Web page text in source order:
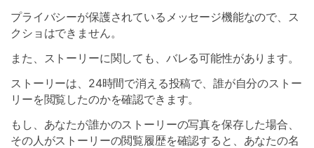
プライバシーが保護されているメッセージ機能なので、ス
クショはできません。
また、ストーリーに関しても、バレる可能性があります。
ストーリーは、24時間で消える投稿で、誰が自分のストー
リーを閲覧したのかを確認できます。
もし、あなたが誰かのストーリーの写真を保存した場合、
その人がストーリーの閲覧履歴を確認すると、あなたの名